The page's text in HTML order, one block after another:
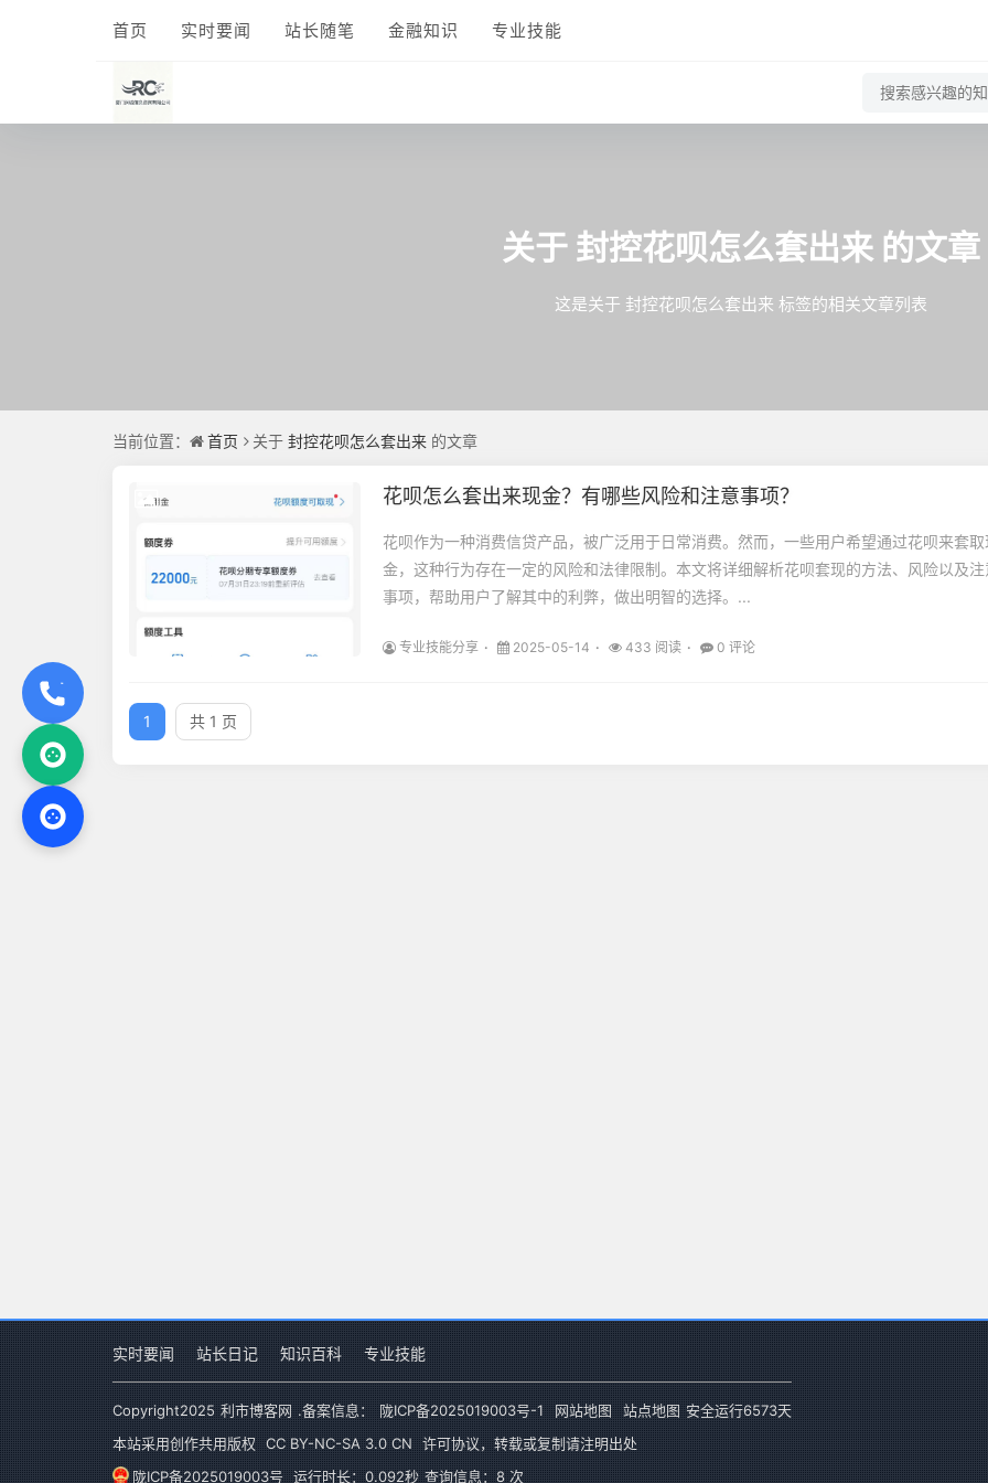
首页 实时要闻 站长随笔 金融知识 专业技能
关于 封控花呗怎么套出来 的文章
这是关于 封控花呗怎么套出来 标签的相关文章列表
当前位置： 首页 关于 封控花呗怎么套出来 的文章
花呗怎么套出来现金？有哪些风险和注意事项？
花呗作为一种消费信贷产品，被广泛用于日常消费。然而，一些用户希望通过花呗来套取
金，这种行为存在一定的风险和法律限制。本文将详细解析花呗套现的方法、风险以及注
事项，帮助用户了解其中的利弊，做出明智的选择。...
专业技能分享 2025-05-14 433 阅读 0 评论
1 共 1 页
实时要闻 站长日记 知识百科 专业技能
Copyright2025 利市博客网 .备案信息： 陇ICP备2025019003号-1 网站地图 站点地图 安全运行6573天
本站采用创作共用版权 CC BY-NC-SA 3.0 CN 许可协议，转载或复制请注明出处
陇ICP备2025019003号 运行时长：0.092秒 查询信息：8 次